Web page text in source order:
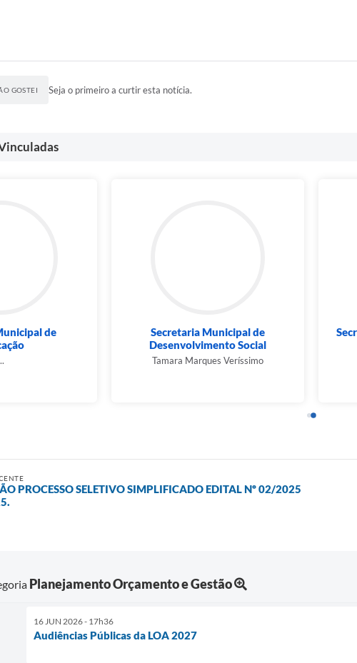
GOSTEI Seja o primeiro a curtir esta notícia.
de
Secretaria Municipal de
Desenvolvimento Social
Tamara Marques Veríssimo
PROCESSO SELETIVO SIMPLIFICADO EDITAL Nº 02/2025
Planejamento Orçamento e Gestão
16 JUN 2026 - 17h36
Audiências Públicas da LOA 2027